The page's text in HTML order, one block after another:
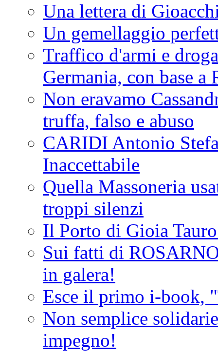
Una lettera di
Un gemellaggio
Traffico d'armi e
Germania, con base a
Non eravamo
truffa, falso e abuso
CARIDI Antonio
Inaccettabile
Quella Massoneria
troppi silenzi
Il Porto di Gioia
Sui fatti di
in galera!
Esce il primo i-book,
Non semplice
impegno!